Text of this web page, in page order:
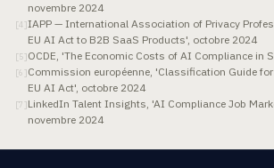
novembre 2024
[4 ]IAPP — International Association of Privacy
EU AI Act to B2B SaaS Products', octobre 2024
[5]OCDE, 'The Economic Costs of AI Compliance in
[6 ]Commission européenne, 'Classification Guide
EU AI Act', octobre 2024
[7 ]LinkedIn Talent Insights, 'AI Compliance Job
novembre 2024